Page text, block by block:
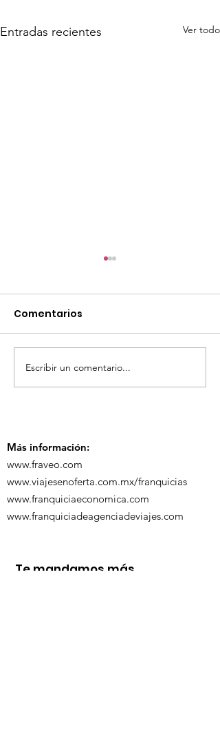
Entradas recientes Ver todo
TourTravelynByFraveo
participó en la
Comentarios
Escribir un comentario...
Más información:
www.fraveo.com
www.viajesenoferta.com.mx/franquicias
www.franquiciaeconomica.com
www.franquiciadeagenciadeviajes.com
Te mandamos más